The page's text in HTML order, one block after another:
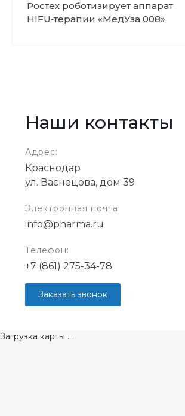
Ростех роботизирует аппарат
HIFU‑терапии «МедУза 008»
Наши контакты
Адрес:
Краснодар
ул. Васнецова, дом 39
Электронная почта:
info@pharma.ru
Телефон:
+7 (861) 275-34-78
Заказать звонок
Загрузка карты ...